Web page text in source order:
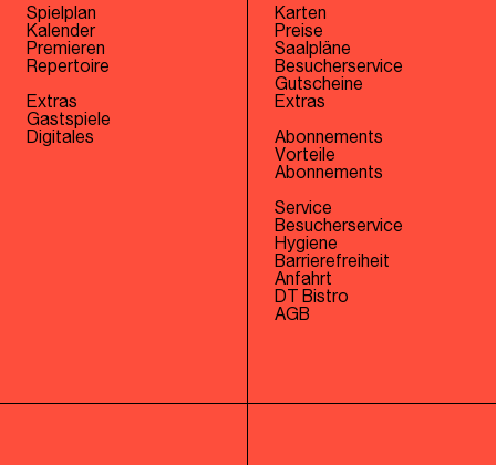
Spielplan
Kalender
Premieren
Repertoire
Extras
Gastspiele
Digitales
Karten
Preise
Saalpläne
Besucherservice
Gutscheine
Extras
Abonnements
Vorteile
Abonnements
Service
Besucherservice
Hygiene
Barrierefreiheit
Anfahrt
DT Bistro
AGB